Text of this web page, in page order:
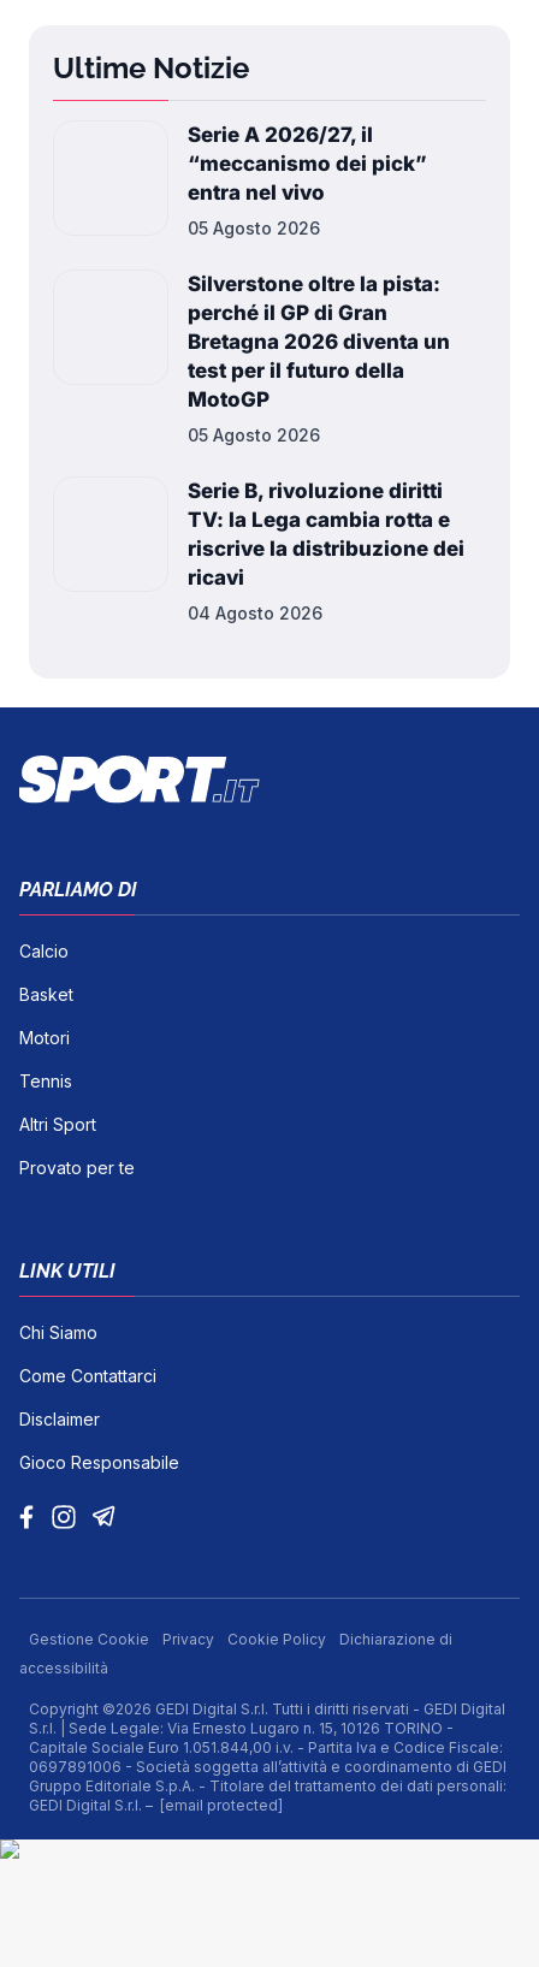
Ultime Notizie
Serie A 2026/27, il
“meccanismo dei pick”
entra nel vivo
05 Agosto 2026
Silverstone oltre la pista:
perché il GP di Gran
Bretagna 2026 diventa un
test per il futuro della
MotoGP
05 Agosto 2026
Serie B, rivoluzione diritti
TV: la Lega cambia rotta e
riscrive la distribuzione dei
ricavi
04 Agosto 2026
PARLIAMO DI
Calcio
Basket
Motori
Tennis
Altri Sport
Provato per te
LINK UTILI
Chi Siamo
Come Contattarci
Disclaimer
Gioco Responsabile
Gestione Cookie Privacy Cookie Policy
Dichiarazione di
accessibilità
Copyright ©2026 GEDI Digital S.r.l. Tutti i diritti riservati - GEDI Digital
S.r.l. | Sede Legale: Via Ernesto Lugaro n. 15, 10126 TORINO -
Capitale Sociale Euro 1.051.844,00 i.v. - Partita Iva e Codice Fiscale:
0697891006 - Società soggetta all’attività e coordinamento di GEDI
Gruppo Editoriale S.p.A. - Titolare del trattamento dei dati personali:
GEDI Digital S.r.l. – [email protected]